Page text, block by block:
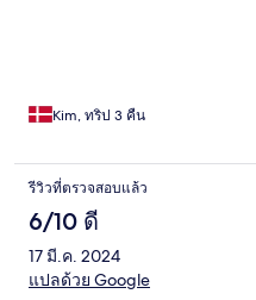
Kim, ทริป 3 คืน
รีวิวที่ตรวจสอบแล้ว
6/10 ดี
17 มี.ค. 2024
แปลด้วย Google